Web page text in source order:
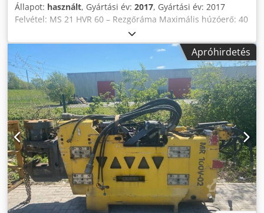
Állapot: használt, Gyártási év: 2017, Gyártási év: 2017
Felvétel: MS 21 HVR 60 – Rezgőráma Maximális húzóerő: 40
kN Üzemi nyomás: 32 MPa Hidraulikus teljesítmény (max.):
100 kW Ajánlott kalapácssúly: 1500 kg Dkodpfxozrk Sfe Af
Aor EKZ 480 – Rögzítőkarom Megengedett centrifugális
erők (max.): 400 kN Rögzítőerő: 480 kN Rögzítési nyomás:
240 bar Minimális karhossz: 180 mm
Apróhirdetés